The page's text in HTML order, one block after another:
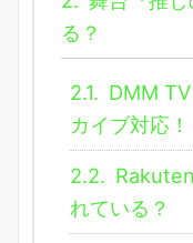
る？
2.1. DMM
カイブ対応！
2.2.
れている？